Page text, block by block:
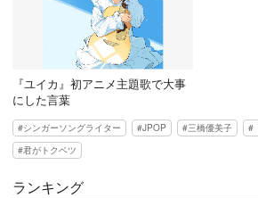
『ユイカ』初アニメ主題歌で大事
にした言葉
シンガーソングライター JPOP 三橋優美子
君がトクベツ
ランキング